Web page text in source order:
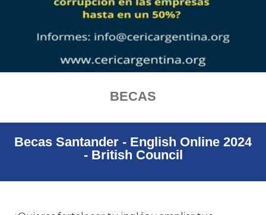
BECAS
Becas Santander - English Online 2024
- British Council